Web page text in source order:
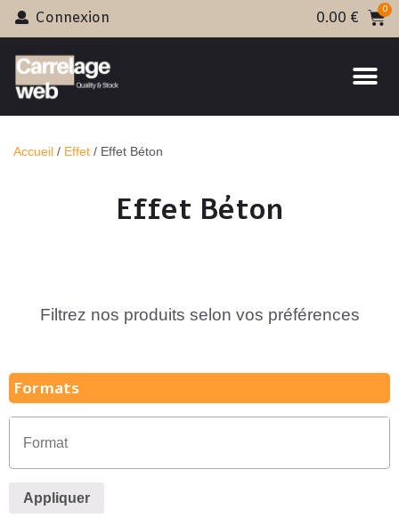
Connexion 0.00 €
Accueil / Effet / Effet Béton
Effet Béton
Filtrez nos produits selon vos préférences
Formats
Appliquer